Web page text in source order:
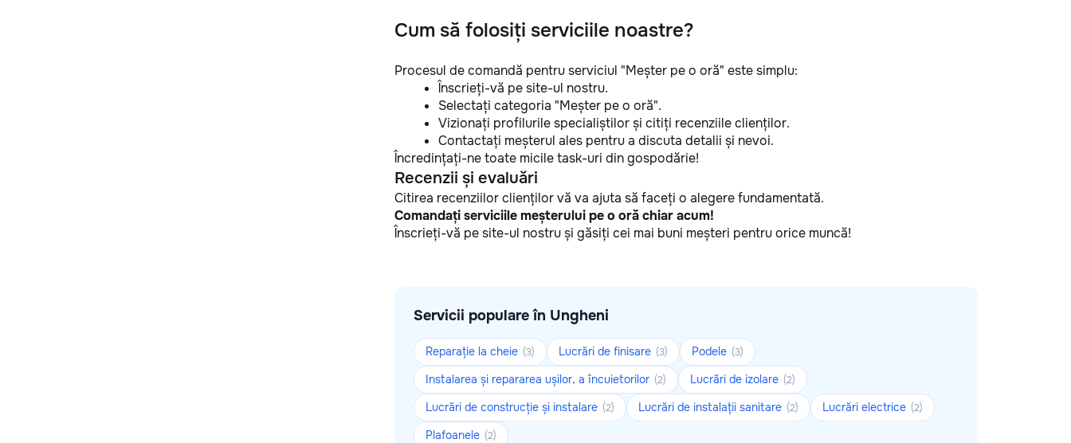
Cum să folosiți serviciile noastre?
Procesul de comandă pentru serviciul "Meșter pe o oră" este simplu:
Înscrieți-vă pe site-ul nostru.
Selectați categoria "Meșter pe o oră".
Vizionați profilurile specialiștilor și citiți recenziile clienților.
Contactați meșterul ales pentru a discuta detalii și nevoi.
Încredințați-ne toate micile task-uri din gospodărie!
Recenzii și evaluări
Citirea recenziilor clienților vă va ajuta să faceți o alegere fundamentată.
Comandați serviciile meșterului pe o oră chiar acum!
Înscrieți-vă pe site-ul nostru și găsiți cei mai buni meșteri pentru orice muncă!
Servicii populare în Ungheni
Reparație la cheie (3) Lucrări de finisare (3) Podele (3)
Instalarea și repararea ușilor, a încuietorilor (2) Lucrări de izolare (2)
Lucrări de construcție și instalare (2) Lucrări de instalații sanitare (2) Lucrări electrice (2)
Plafoanele (2)